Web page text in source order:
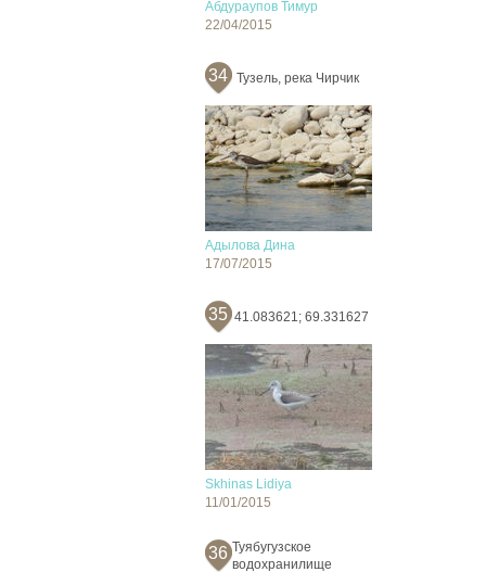
Абдураупов Тимур
22/04/2015
34 Тузель, река Чирчик
Адылова Дина
17/07/2015
35 41.083621; 69.331627
Skhinas Lidiya
11/01/2015
36 Туябугузское
водохранилище